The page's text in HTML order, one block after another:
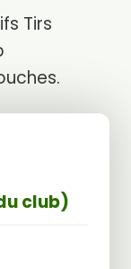
Tirs
club)